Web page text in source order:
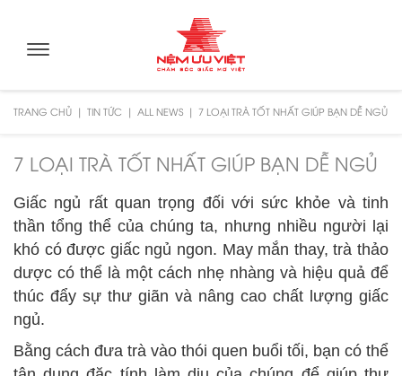
Toggle
TRANG CHỦ TIN TỨC ALL NEWS 7 LOẠI TRÀ TỐT NHẤT GIÚP BẠN DỄ NGỦ
7 LOẠI TRÀ TỐT NHẤT GIÚP BẠN DỄ NGỦ
Giấc ngủ rất quan trọng đối với sức khỏe và tinh
thần tổng thể của chúng ta, nhưng nhiều người lại
khó có được giấc ngủ ngon. May mắn thay, trà thảo
dược có thể là một cách nhẹ nhàng và hiệu quả để
thúc đẩy sự thư giãn và nâng cao chất lượng giấc
ngủ.
Bằng cách đưa trà vào thói quen buổi tối, bạn có thể